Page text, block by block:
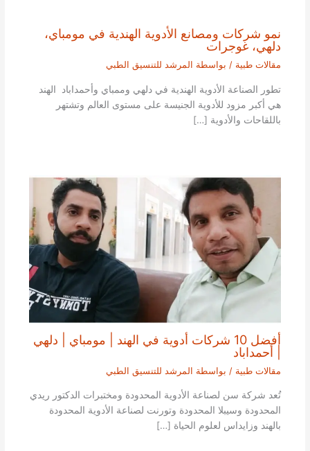
نمو شركات ومصانع الأدوية الهندية في مومباي،
دلهي، غوجرات
مقالات طبية / بواسطة المرشد للتنسيق الطبي
تطور الصناعة الأدوية الهندية في دلهي وممباي وأحمداباد الهند
هي أكبر مزود للأدوية الجنيسة على مستوى العالم وتشتهر
باللقاحات والأدوية […]
أفضل 10 شركات أدوية في الهند | مومباي | دلهي
| أحمداباد
مقالات طبية / بواسطة المرشد للتنسيق الطبي
تُعد شركة سن لصناعة الأدوية المحدودة ومختبرات الدكتور ريدي
المحدودة وسيبلا المحدودة وتورنت لصناعة الأدوية المحدودة
بالهند وزايداس لعلوم الحياة […]